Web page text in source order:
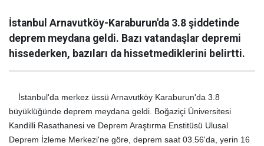
İstanbul Arnavutköy-Karaburun'da 3.8 şiddetinde
deprem meydana geldi. Bazı vatandaşlar depremi
hissederken, bazıları da hissetmediklerini belirtti.
İstanbul'da merkez üssü Arnavutköy Karaburun'da 3.8
büyüklüğünde deprem meydana geldi. Boğaziçi Üniversitesi
Kandilli Rasathanesi ve Deprem Araştırma Enstitüsü Ulusal
Deprem İzleme Merkezi'ne göre, deprem saat 03.56'da, yerin 16